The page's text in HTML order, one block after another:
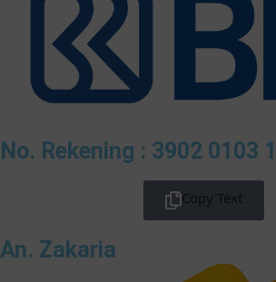
No. Rekening : 3902 0103
Copy Text
An. Zakaria